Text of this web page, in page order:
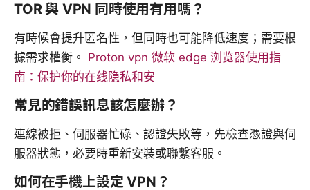
TOR 與 VPN 同時使用有用嗎？
有時候會提升匿名性，但同時也可能降低速度；需要根
據需求權衡。 Proton vpn 微软 edge 浏览器使用指
南：保护你的在线隐私和安
常見的錯誤訊息該怎麼辦？
連線被拒、伺服器忙碌、認證失敗等，先檢查憑證與伺
服器狀態，必要時重新安裝或聯繫客服。
如何在手機上設定 VPN？